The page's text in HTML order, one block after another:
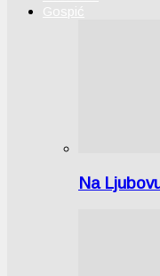
Gospić
Na